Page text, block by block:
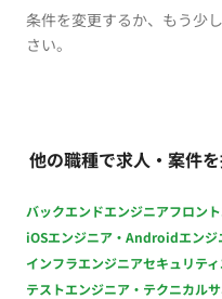
条件を変更するか、もう少
さい。
他の職種で求人・案件
バックエンドエンジニアフロン
iOSエンジニア・Androidエンジ
インフラエンジニアセキュリテ
テストエンジニア・テクニカル